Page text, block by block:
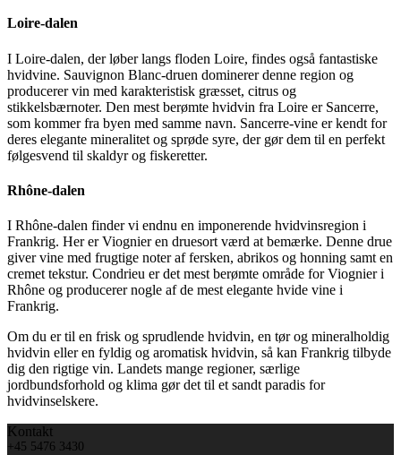
Loire-dalen
I Loire-dalen, der løber langs floden Loire, findes også fantastiske
hvidvine. Sauvignon Blanc-druen dominerer denne region og
producerer vin med karakteristisk græsset, citrus og
stikkelsbærnoter. Den mest berømte hvidvin fra Loire er Sancerre,
som kommer fra byen med samme navn. Sancerre-vine er kendt for
deres elegante mineralitet og sprøde syre, der gør dem til en perfekt
følgesvend til skaldyr og fiskeretter.
Rhône-dalen
I Rhône-dalen finder vi endnu en imponerende hvidvinsregion i
Frankrig. Her er Viognier en druesort værd at bemærke. Denne drue
giver vine med frugtige noter af fersken, abrikos og honning samt en
cremet tekstur. Condrieu er det mest berømte område for Viognier i
Rhône og producerer nogle af de mest elegante hvide vine i
Frankrig.
Om du er til en frisk og sprudlende hvidvin, en tør og mineralholdig
hvidvin eller en fyldig og aromatisk hvidvin, så kan Frankrig tilbyde
dig den rigtige vin. Landets mange regioner, særlige
jordbundsforhold og klima gør det til et sandt paradis for
hvidvinselskere.
Kontakt
+45 5476 3430